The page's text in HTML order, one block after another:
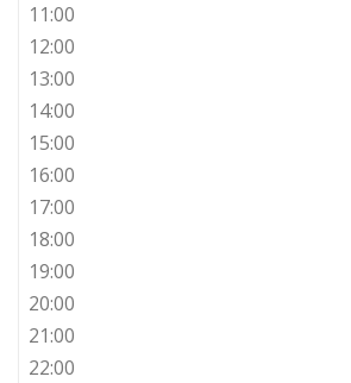
11:00
12:00
13:00
14:00
15:00
16:00
17:00
18:00
19:00
20:00
21:00
22:00